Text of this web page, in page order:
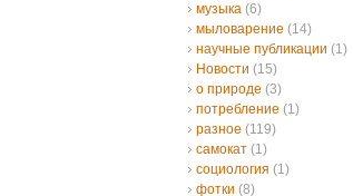
музыка (6)
мыловарение (14)
научные публикации (1)
Новости (15)
о природе (3)
потребление (1)
разное (119)
самокат (1)
социология (1)
фотки (8)